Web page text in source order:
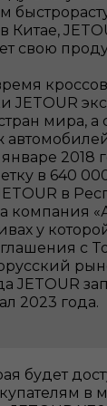
Китае,
свою
JETOUR
мира,
2018
в 640
в
компания
у
с
JETOUR
2023 года.
будет
в